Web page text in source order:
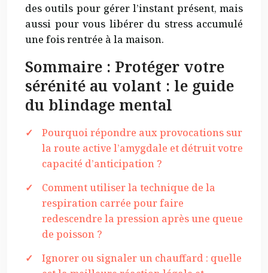
des outils pour gérer l’instant présent, mais
aussi pour vous libérer du stress accumulé
une fois rentrée à la maison.
Sommaire : Protéger votre
sérénité au volant : le guide
du blindage mental
Pourquoi répondre aux provocations sur
la route active l’amygdale et détruit votre
capacité d’anticipation ?
Comment utiliser la technique de la
respiration carrée pour faire
redescendre la pression après une queue
de poisson ?
Ignorer ou signaler un chauffard : quelle